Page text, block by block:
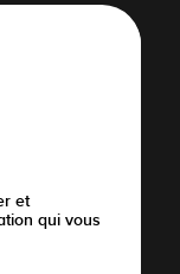
et
qui vous